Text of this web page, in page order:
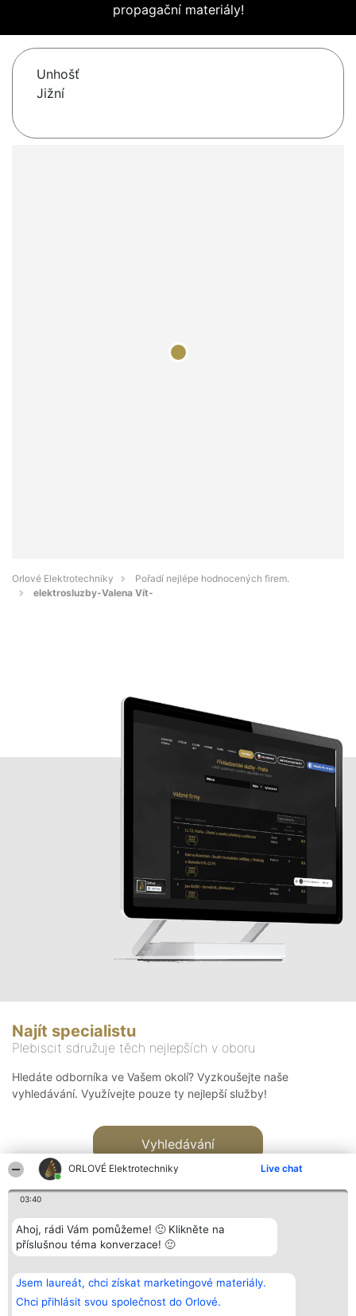
ORLOVÉ Elektrotechniky Live chat
03:40
Ahoj, rádi Vám pomůžeme! 🙂 Klikněte na
příslušnou téma konverzace! 🙂
Jsem laureát, chci získat marketingové materiály.
Chci přihlásit svou společnost do Orlové.
propagační materiály!
Unhošť
Jižní
Orlové Elektrotechniky
Pořadí nejlépe hodnocených firem.
elektrosluzby-Valena Vít-
Najít specialistu
Plebiscit sdružuje těch nejlepších v oboru
Hledáte odborníka ve Vašem okolí? Vyzkoušejte naše
vyhledávání. Využívejte pouze ty nejlepší služby!
Vyhledávání
Bright Side Solutions sp. z o.
o. sp. k.
ul. Ruska 22
Wrocław 50-079
Vítězové
Seznam všech
laureátů
Zásady
Kontakt